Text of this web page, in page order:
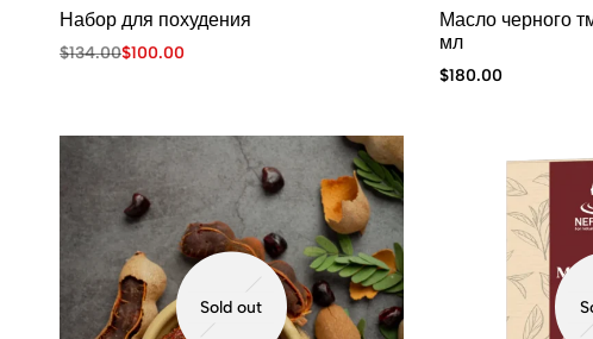
Набор для похудения
$134.00$100.00
Масло черного
мл
$180.00
Sold out